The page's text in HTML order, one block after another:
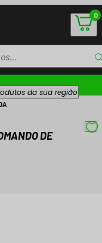
0
da sua região
DE